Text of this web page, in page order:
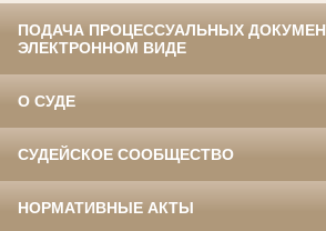
ПОДАЧА ПРОЦЕССУАЛЬНЫХ
ЭЛЕКТРОННОМ ВИДЕ
О СУДЕ
СУДЕЙСКОЕ СООБЩЕСТВО
НОРМАТИВНЫЕ АКТЫ